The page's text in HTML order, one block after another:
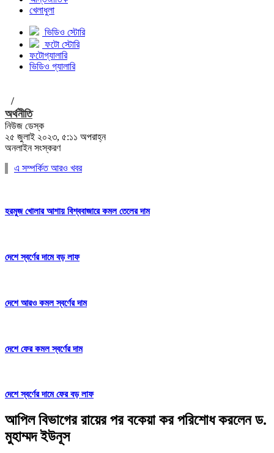
খেলাধুলা
ভিডিও স্টোরি
ফটো স্টোরি
ফটোগ্যালারি
ভিডিও গ্যালারি
/
অর্থনীতি
নিউজ ডেস্ক
২৫ জুলাই ২০২৩, ৫:১১ অপরাহ্ন
অনলাইন সংস্করণ
এ সম্পর্কিত আরও খবর
হরমুজ খোলার আশায় বিশ্ববাজারে কমল তেলের দাম
দেশে স্বর্ণের দামে বড় লাফ
দেশে আরও কমল স্বর্ণের দাম
দেশে ফের কমল স্বর্ণের দাম
দেশে স্বর্ণের দামে ফের বড় লাফ
আপিল বিভাগের রায়ের পর বকেয়া কর পরিশোধ করলেন ড.
মুহাম্মদ ইউনূস